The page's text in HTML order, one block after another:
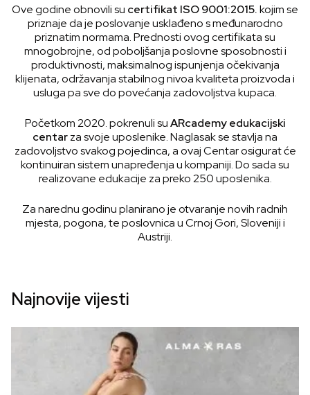
Ove godine obnovili su certifikat ISO 9001:2015.kojim se
priznaje da je poslovanje usklađeno s međunarodno
priznatim normama. Prednosti ovog certifikata su
mnogobrojne, od poboljšanja poslovne sposobnosti i
produktivnosti, maksimalnog ispunjenja očekivanja
klijenata, održavanja stabilnog nivoa kvaliteta proizvoda i
usluga pa sve do povećanja zadovoljstva kupaca.
Početkom 2020. pokrenuli suARcademy edukacijski
centarza svoje uposlenike. Naglasak se stavlja na
zadovoljstvo svakog pojedinca, a ovaj Centar osigurat će
kontinuiran sistem unapređenja u kompaniji. Do sada su
realizovane edukacije za preko 250 uposlenika.
Za narednu godinu planirano je otvaranje novih radnih
mjesta, pogona, te poslovnica u Crnoj Gori, Sloveniji i
Austriji.
Najnovije vijesti